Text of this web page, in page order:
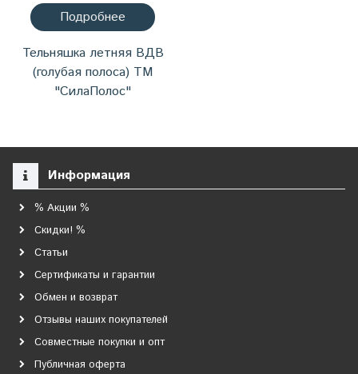
Подробнее
Тельняшка летняя ВДВ
(голубая полоса) ТМ
"СилаПолос"
Информация
% Акции %
Скидки! %
Статьи
Сертификаты и гарантии
Обмен и возврат
Отзывы наших покупателей
Совместные покупки и опт
Публичная оферта